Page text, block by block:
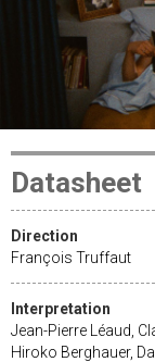
Datasheet
Direction
François Truffaut
Interpretation
Jean-Pierre Léaud,
Hiroko Berghauer,